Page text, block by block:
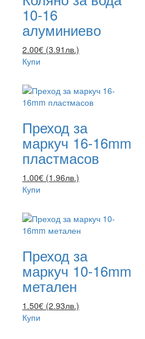
10-16
алуминиево
2.00€ (3.91лв.)
Купи
Преход за
маркуч 16-16mm
пластмасов
1.00€ (1.96лв.)
Купи
Преход за
маркуч 10-16mm
метален
1.50€ (2.93лв.)
Купи